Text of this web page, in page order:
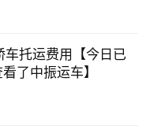
车托运费用【今日已
了中振运车】